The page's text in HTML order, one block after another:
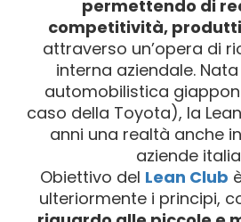
permettendo di
competitività,
attraverso un’opera di
interna aziendale.
automobilistica
caso della Toyota), la
anni una realtà anche
aziende
Obiettivo del Lean Club
ulteriormente i principi,